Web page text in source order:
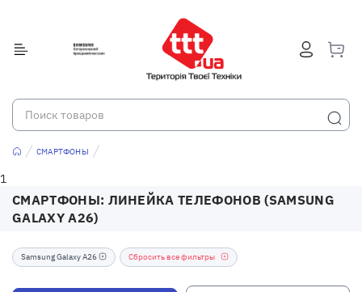
СМАРТФОНЫ
1
СМАРТФОНЫ: ЛИНЕЙКА ТЕЛЕФОНОВ (SAMSUNG
GALAXY A26)
Samsung Galaxy A26 Сбросить все фильтры